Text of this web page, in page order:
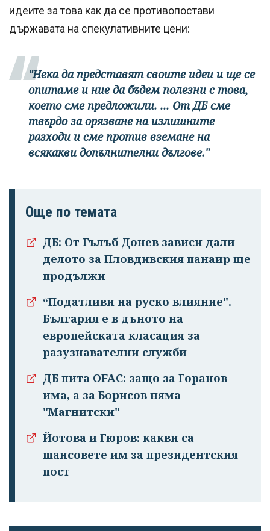
идеите за това как да се противопостави
държавата на спекулативните цени:
"Нека да представят своите идеи и ще се
опитаме и ние да бъдем полезни с това,
което сме предложили. ... От ДБ сме
твърдо за орязване на излишните
разходи и сме против вземане на
всякакви допълнителни дългове."
Още по темата
ДБ: От Гълъб Донев зависи дали
делото за Пловдивския панаир ще
продължи
“Податливи на руско влияние".
България е в дъното на
европейската класация за
разузнавателни служби
ДБ пита OFAC: защо за Горанов
има, а за Борисов няма
"Магнитски"
Йотова и Гюров: какви са
шансовете им за президентския
пост